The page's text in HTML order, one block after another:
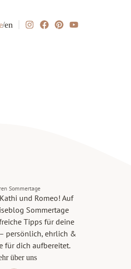
/en
Sommertage
und Romeo! Auf
Sommertage
Tipps für deine
persönlich, ehrlich &
für dich aufbereitet.
über uns